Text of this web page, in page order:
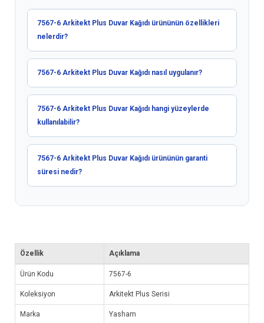
7567-6 Arkitekt Plus Duvar Kağıdı ürününün özellikleri
nelerdir?
7567-6 Arkitekt Plus Duvar Kağıdı nasıl uygulanır?
7567-6 Arkitekt Plus Duvar Kağıdı hangi yüzeylerde
kullanılabilir?
7567-6 Arkitekt Plus Duvar Kağıdı ürününün garanti
süresi nedir?
Özellik Açıklama
Ürün Kodu 7567-6
Koleksiyon Arkitekt Plus Serisi
Marka Yasham